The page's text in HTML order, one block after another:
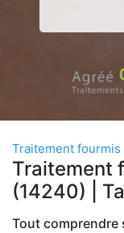
Traitement fourmis
Traitement
(14240) |
Tout comprendre